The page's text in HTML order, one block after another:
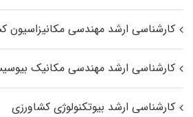
کارشناسی ارشد مهندسی مکانیزاسیون
کارشناسی ارشد مهندسی مکانیک
کارشناسی ارشد بیوتکنولوژی کشاورزی